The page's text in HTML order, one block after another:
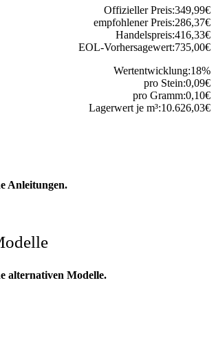
Offizieller Preis:349,99€
empfohlener Preis:286,37€
Handelspreis:416,33€
EOL-Vorhersagewert:735,00€
Wertentwicklung:18%
pro Stein:0,09€
pro Gramm:0,10€
Lagerwert je m³:10.626,03€
Anleitungen.
alternativen Modelle.